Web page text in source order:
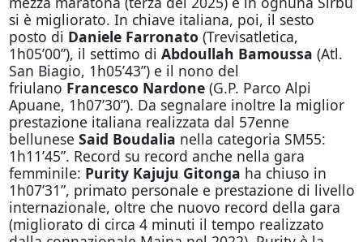
si è migliorato. In chiave italiana, poi, il sesto
posto di Daniele Farronato (Trevisatletica,
1h05’00”), il settimo di Abdoullah Bamoussa (Atl.
San Biagio, 1h05’43”) e il nono del
friulano Francesco Nardone(G.P. Parco Alpi
Apuane, 1h07’30”). Da segnalare inoltre la miglior
prestazione italiana realizzata dal 57enne
bellunese Said Boudalia nella categoria SM55:
1h11’45”. Record su record anche nella gara
femminile: Purity Kajuju Gitonga ha chiuso in
1h07’31”, primato personale e prestazione di livello
internazionale, oltre che nuovo record della gara
(migliorato di circa 4 minuti il tempo realizzato